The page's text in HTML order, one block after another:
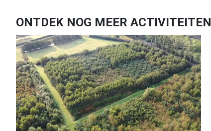
ONTDEK NOG MEER ACTIVITEITEN